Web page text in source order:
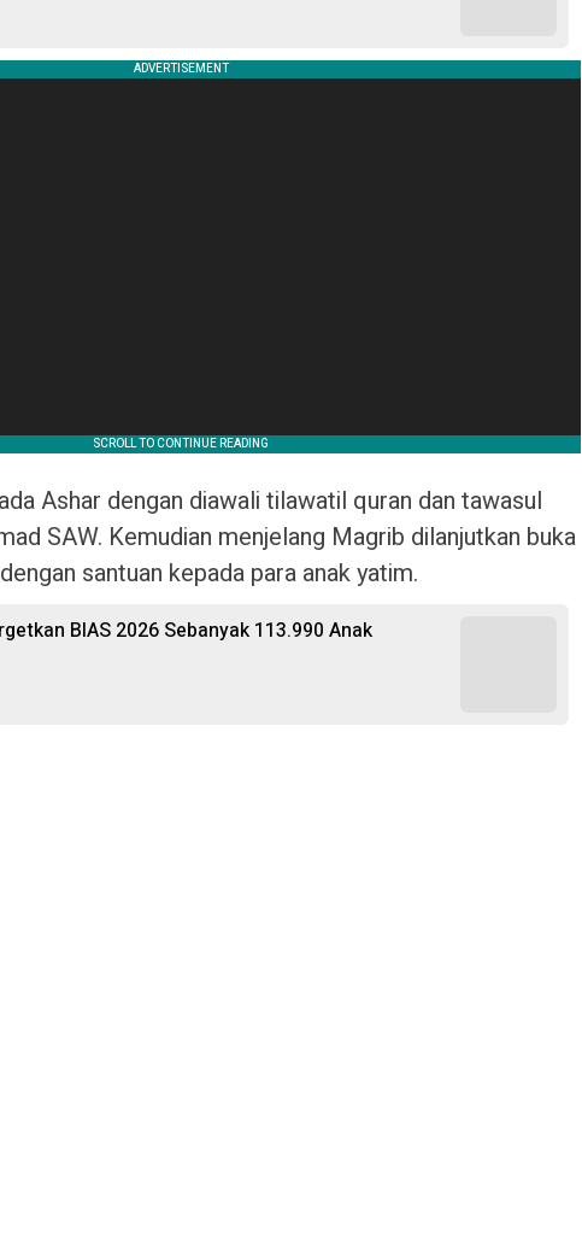
Ashar dengan diawali tilawatil quran dan tawasul
SAW. Kemudian menjelang Magrib dilanjutkan buka
santuan kepada para anak yatim.
BIAS 2026 Sebanyak 113.990 Anak